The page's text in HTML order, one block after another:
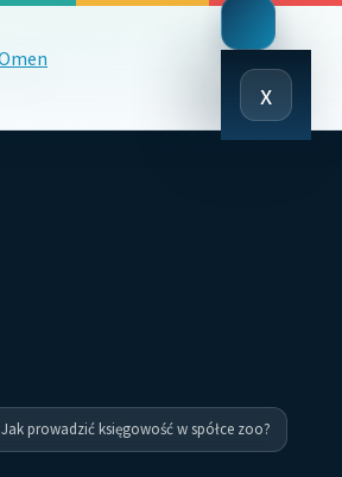
x
Close
Menu
Jak prowadzić księgowość w spółce zoo?